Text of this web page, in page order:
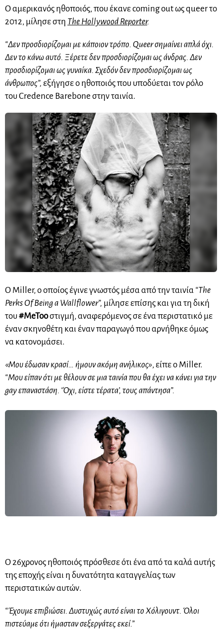
Ο αμερικανός ηθοποιός, που έκανε coming out ως queer το
2012, μίλησε στη The Hollywood Reporter.
“Δεν προσδιορίζομαι με κάποιον τρόπο. Queer σημαίνει απλά όχι.
Δεν το κάνω αυτό. Ξέρετε δεν προσδιορίζομαι ως άνδρας. Δεν
προσδιορίζομαι ως γυναίκα. Σχεδόν δεν προσδιορίζομαι ως
άνθρωπος”, εξήγησε ο ηθοποιός που υποδύεται τον ρόλο
του Credence Barebone στην ταινία.
Ο Miller, ο οποίος έγινε γνωστός μέσα από την ταινία “The
Perks Of Being a Wallflower”, μίλησε επίσης και για τη δική
του#MeTooστιγμή, αναφερόμενος σε ένα περιστατικό με
έναν σκηνοθέτη και έναν παραγωγό που αρνήθηκε όμως
να κατονομάσει.
«Μου έδωσαν κρασί… ήμουν ακόμη ανήλικος», είπε ο Miller.
“Μου είπαν ότι με θέλουν σε μια ταινία που θα έχει να κάνει για την
gay επαναστάση. ‘Όχι, είστε τέρατα’, τους απάντησα”.
Ο 26χρονος ηθοποιός πρόσθεσε ότι ένα από τα καλά αυτής
της εποχής είναι η δυνατότητα καταγγελίας των
περιστατικών αυτών.
“Έχουμε επιβιώσει. Δυστυχώς αυτό είναι το Χόλιγουντ. Όλοι
πιστεύαμε ότι ήμασταν σεξεργάτες εκεί.”